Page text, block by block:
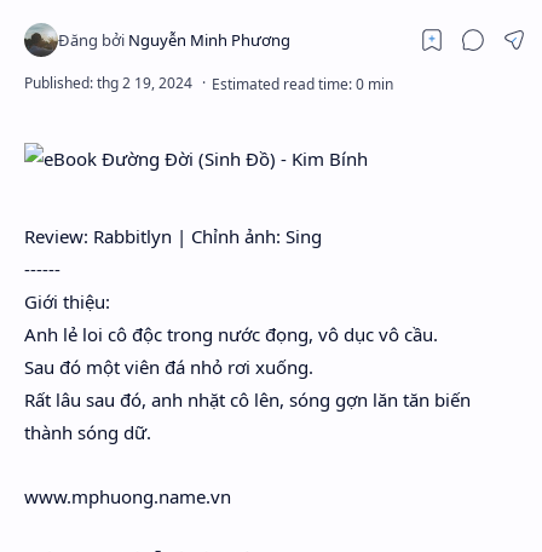
Review: Rabbitlyn | Chỉnh ảnh: Sing
------
Giới thiệu:
Anh lẻ loi cô độc trong nước đọng, vô dục vô cầu.
Sau đó một viên đá nhỏ rơi xuống.
Rất lâu sau đó, anh nhặt cô lên, sóng gợn lăn tăn biến
thành sóng dữ.
www.mphuong.name.vn